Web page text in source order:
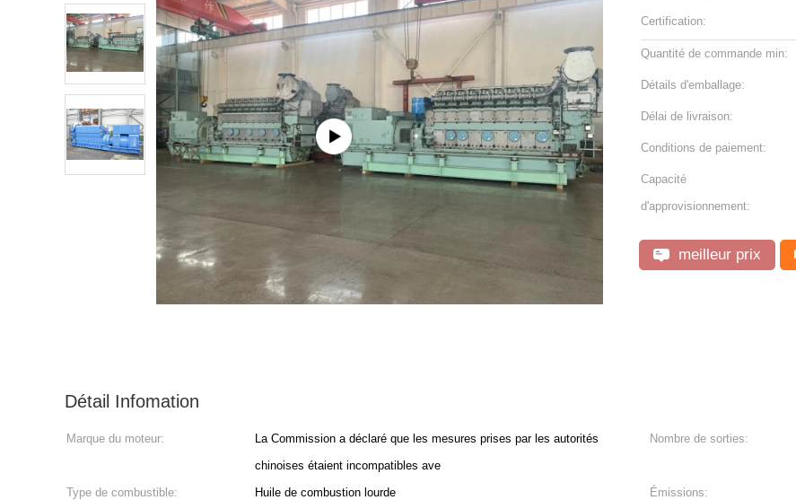
Certification:
Quantité de commande min:
Détails d'emballage:
Délai de livraison:
Conditions de paiement:
Capacité
d'approvisionnement:
meilleur prix
Détail Infomation
Marque du moteur:
La Commission a déclaré que les mesures prises par les autorités
chinoises étaient incompatibles ave
Nombre de sorties:
Type de combustible: Huile de combustion lourde Émissions: